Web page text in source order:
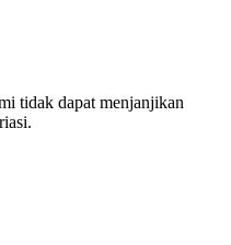
tidak dapat menjanjikan